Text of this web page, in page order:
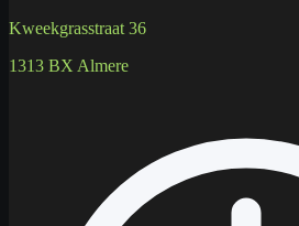
Kweekgrasstraat 36
1313 BX Almere